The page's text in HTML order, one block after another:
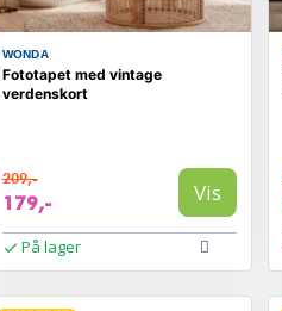
WONDA
Fototapet med vintage
verdenskort
209,-
179,- Vis
På lager